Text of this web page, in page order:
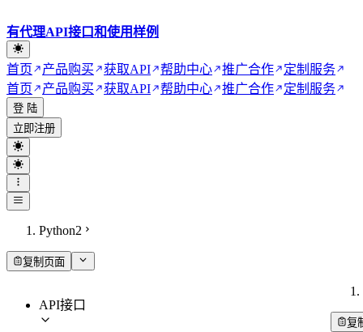
有代理API接口和使用样例
首页 产品购买 获取API 帮助中心 推广合作
定制服务
首页
产品购买 获取API 帮助中心 推广合作 定制服务
登 陆
立即注册
Python2
复制页面
API接口
复